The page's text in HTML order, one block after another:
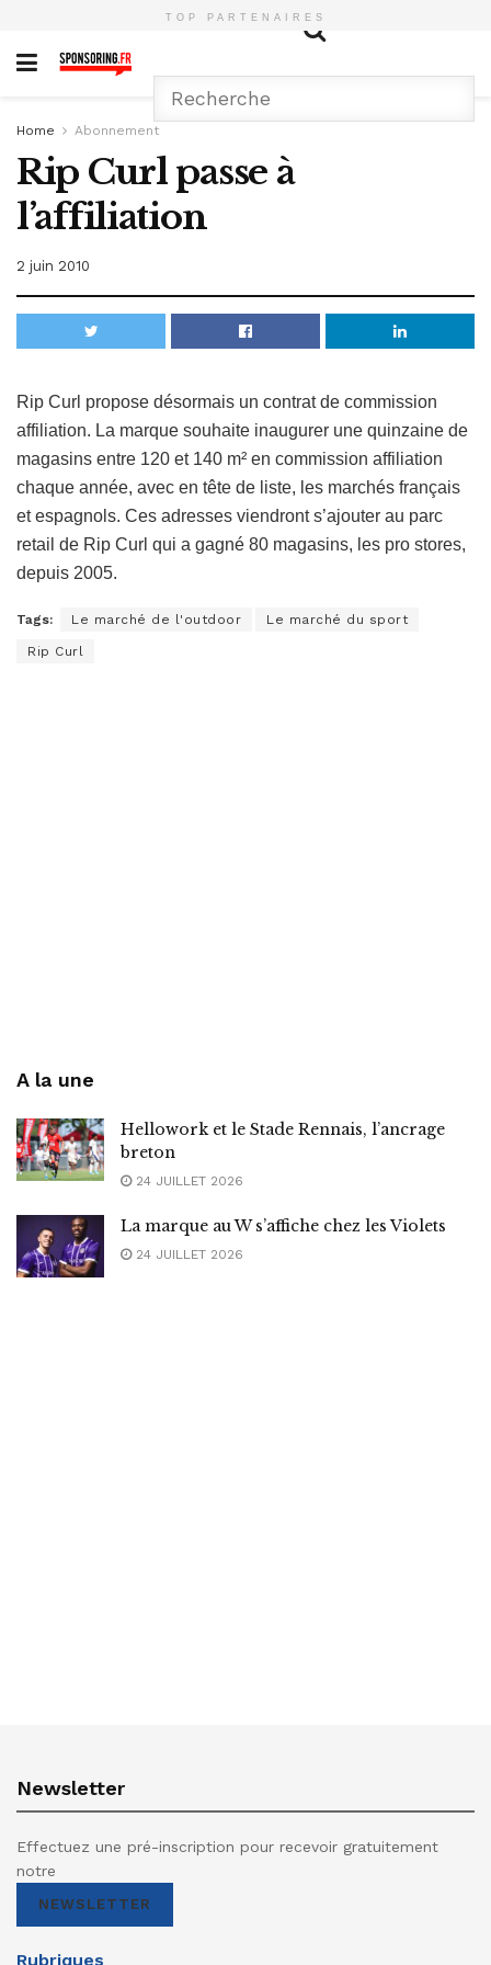
TOP PARTENAIRES
Home Abonnement
Rip Curl passe à
l’affiliation
2 juin 2010
Rip Curl propose désormais un contrat de commission
affiliation. La marque souhaite inaugurer une quinzaine de
magasins entre 120 et 140 m² en commission affiliation
chaque année, avec en tête de liste, les marchés français
et espagnols. Ces adresses viendront s’ajouter au parc
retail de Rip Curl qui a gagné 80 magasins, les pro stores,
depuis 2005.
Tags: Le marché de l'outdoor Le marché du sport
Rip Curl
A la une
Hellowork et le Stade Rennais, l’ancrage
breton
24 JUILLET 2026
La marque au W s’affiche chez les Violets
24 JUILLET 2026
Newsletter
Effectuez une pré-inscription pour recevoir gratuitement
notre
NEWSLETTER
Rubriques